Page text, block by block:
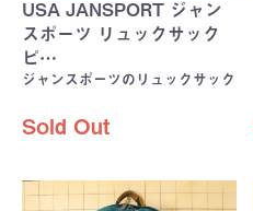
USA JANSPORT ジャン
スポーツ リュックサック
ピ…
ジャンスポーツのリュックサック
Sold Out